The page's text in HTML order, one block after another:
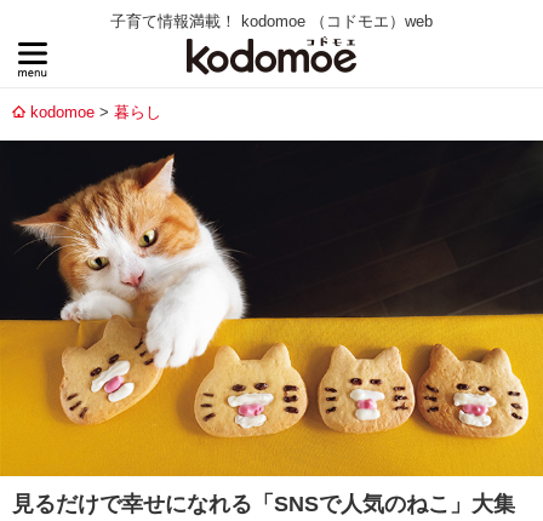
子育て情報満載！ kodomoe （コドモエ）web
kodomoe 暮らし
見るだけで幸せになれる「SNSで人気のねこ」大集